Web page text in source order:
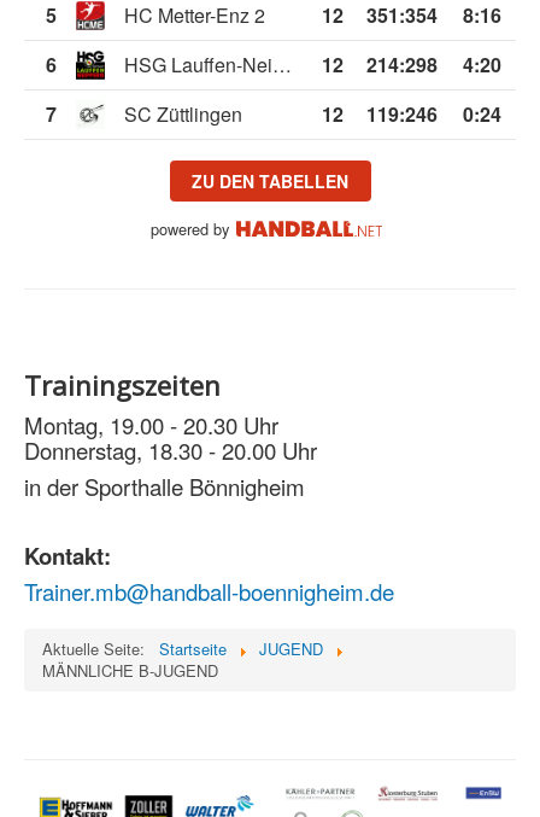
5
HC Metter-Enz 2 12 351:354
8:16
6
HSG Lauffen-Neipperg 12 214:298
4:20
7
SC Züttlingen 12 119:246 0:24
ZU DEN TABELLEN
powered by
Trainingszeiten
Montag, 19.00 - 20.30 Uhr
Donnerstag, 18.30 - 20.00 Uhr
in der Sporthalle Bönnigheim
Kontakt:
Trainer.mb@handball-boennigheim.de
Aktuelle Seite: Startseite
JUGEND
MÄNNLICHE B-JUGEND